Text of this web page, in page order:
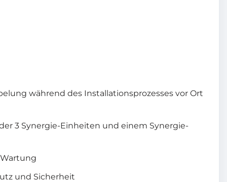
während des Installationsprozesses vor Ort
3 Synergie-Einheiten und einem Synergie-
und Sicherheit